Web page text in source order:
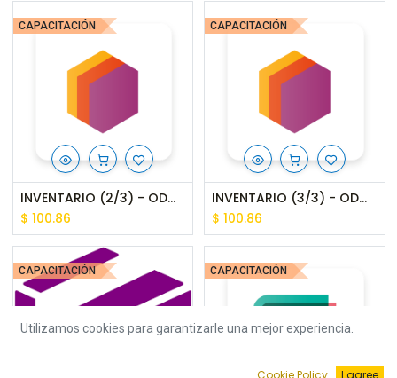
INVENTARIO (2/3) - ODOO 16 - CAPACITACIÓN
$ 100.86
CAPACITACIÓN
INVENTARIO (3/3) - ODOO 16 - CAPACITACIÓN
$ 100.86
CAPACITACIÓN
CAPACITACIÓN CAPACITACIÓN
Utilizamos cookies para garantizarle una mejor experiencia.
Cookie Policy I agree